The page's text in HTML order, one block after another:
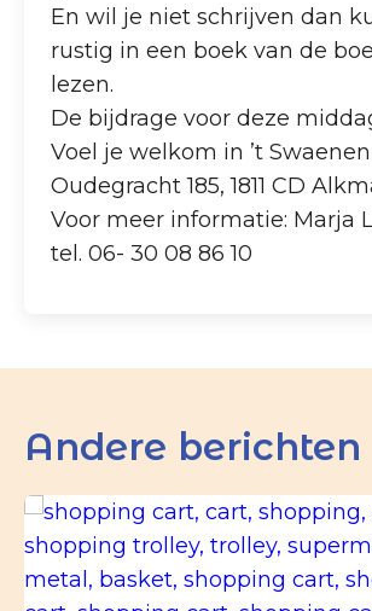
En wil je niet schrijven dan
rustig in een boek van de
lezen.
De bijdrage voor deze
Voel je welkom in ’t
Oudegracht 185, 1811 CD
Voor meer informatie: Marja
tel. 06- 30 08 86 10
Andere berichten